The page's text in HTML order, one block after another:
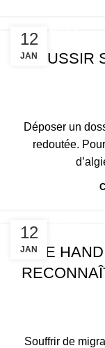
12
JAN
RÉUSSIR
Déposer un
redoutée.
12
JAN
LE
Souffrir de